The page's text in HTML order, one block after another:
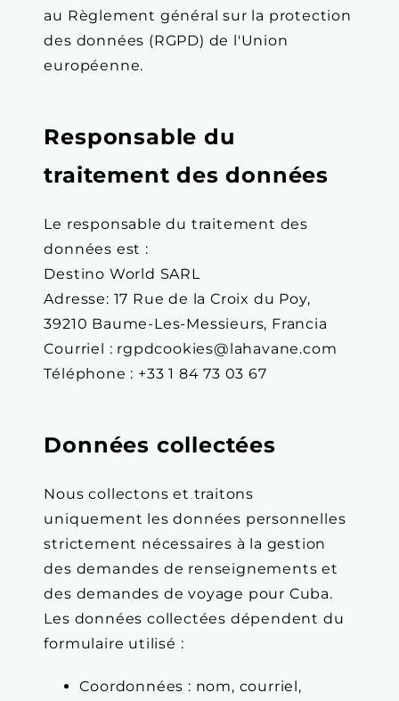
au Règlement général sur la protection
des données (RGPD) de l'Union
européenne.
Responsable du
traitement des données
Le responsable du traitement des
données est :
Destino World SARL
Adresse: 17 Rue de la Croix du Poy,
39210 Baume-Les-Messieurs, Francia
Courriel : rgpdcookies@lahavane.com
Téléphone : +33 1 84 73 03 67
Données collectées
Nous collectons et traitons
uniquement les données personnelles
strictement nécessaires à la gestion
des demandes de renseignements et
des demandes de voyage pour Cuba.
Les données collectées dépendent du
formulaire utilisé :
Coordonnées : nom, courriel,